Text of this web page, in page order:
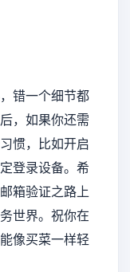
错一个细节都
，如果你还需
惯，比如开启
登录设备。希
箱验证之路上
世界。祝你在
像买菜一样轻